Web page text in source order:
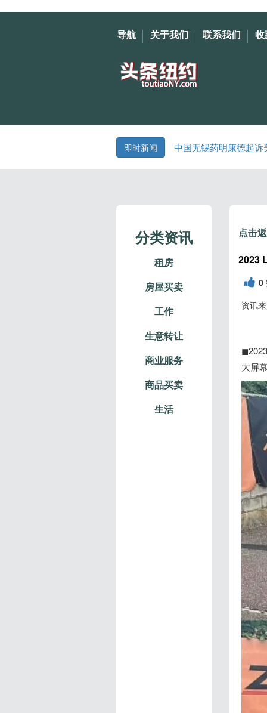
导航 关于我们 联系我们 收
即时新闻 中国无锡药明康德起
分类资讯
租房
房屋买卖
工作
生意转让
商业服务
商品买卖
生活
点击
2023
0
资讯
大屏